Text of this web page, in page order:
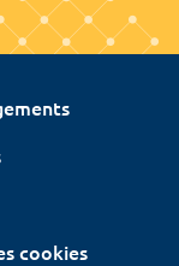
cookies